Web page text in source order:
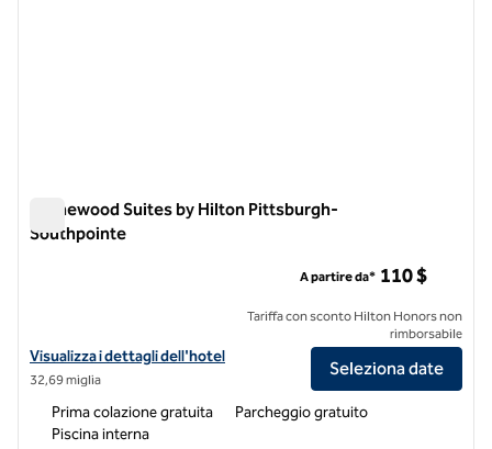
Homewood Suites by Hilton Pittsburgh-
Southpointe
Visualizza i dettagli dell'hotel Homewood Suites by Hilton
Visualizza i dettagli dell'hotel
32,69 miglia
A partire da* 110 $
Tariffa con sconto Hilton Honors non
rimborsabile
Seleziona date
Prima colazione gratuita
Parcheggio gratuito
Piscina interna